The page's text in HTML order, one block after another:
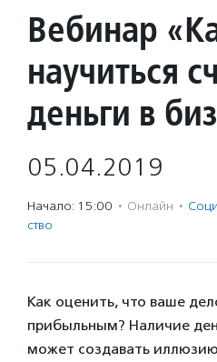
Вебинар
научиться
деньги в
05.04.2019
Начало: 15:00 · Онлайн ·
ство
Как оценить, что ваше
прибыльным? Наличие
может создавать